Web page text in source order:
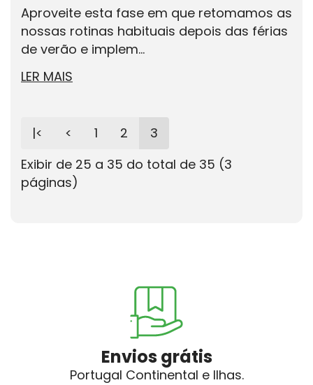
Aproveite esta fase em que retomamos as
nossas rotinas habituais depois das férias
de verão e implem...
LER MAIS
|< < 1 2
3
Exibir de 25 a 35 do total de 35 (3
páginas)
Envios grátis
Portugal Continental e Ilhas.